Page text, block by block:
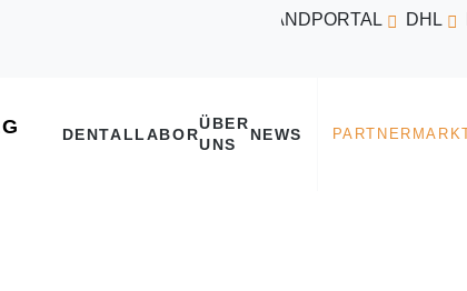
VERSANDPORTAL DHL